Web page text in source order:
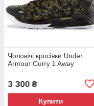
Чоловічі кросівки Under
Armour Curry 1 Away
3 300 ₴
Купити